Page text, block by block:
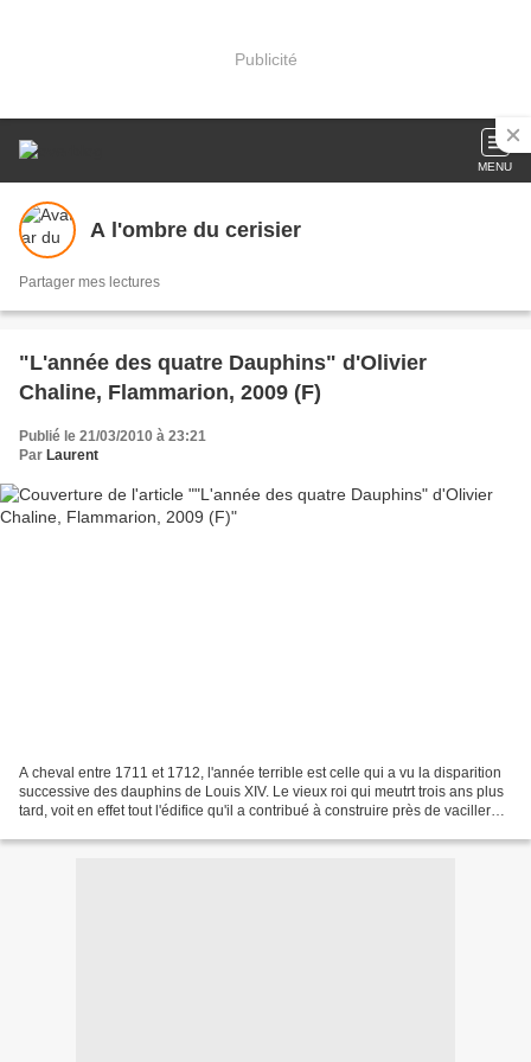
Publicité
MENU
A l'ombre du cerisier
Partager mes lectures
"L'année des quatre Dauphins" d'Olivier
Chaline, Flammarion, 2009 (F)
Publié le 21/03/2010 à 23:21
Par Laurent
A cheval entre 1711 et 1712, l'année terrible est celle qui a vu la disparition
successive des dauphins de Louis XIV. Le vieux roi qui meutrt trois ans plus
tard, voit en effet tout l'édifice qu'il a contribué à construire près de vaciller